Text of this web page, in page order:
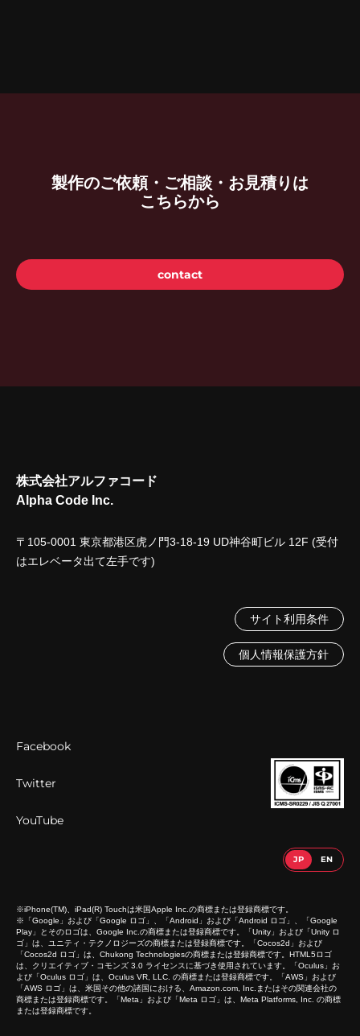
製作のご依頼・ご相談・お見積りは
こちらから
contact
株式会社アルファコード
Alpha Code Inc.
〒105-0001 東京都港区虎ノ門3-18-19 UD神谷町ビル 12F (受付
はエレベータ出て左手です)
サイト利用条件
個人情報保護方針
Facebook
Twitter
YouTube
※iPhone(TM)、iPad(R) Touchは米国Apple Inc.の商標または登録商標です。
※「Google」および「Google ロゴ」、「Android」および「Android ロゴ」、「Google
Play」とそのロゴは、Google Inc.の商標または登録商標です。「Unity」および「Unity ロ
ゴ」は、ユニティ・テクノロジーズの商標または登録商標です。「Cocos2d」および
「Cocos2d ロゴ」は、Chukong Technologiesの商標または登録商標です。HTML5ロゴ
は、クリエイティブ・コモンズ 3.0 ライセンスに基づき使用されています。「Oculus」お
よび「Oculus ロゴ」は、Oculus VR, LLC. の商標または登録商標です。「AWS」および
「AWS ロゴ」は、米国その他の諸国における、Amazon.com, Inc.またはその関連会社の
商標または登録商標です。「Meta」および「Meta ロゴ」は、Meta Platforms, Inc. の商標
または登録商標です。